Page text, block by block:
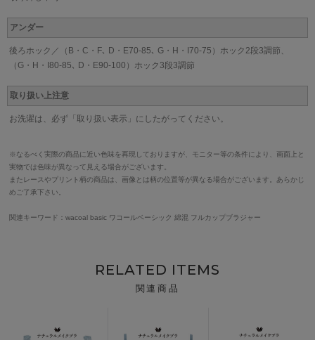
アンダー
後ろホック／（B・C・F､ D・E70-85､ G・H・I70-75）ホック2段3調節、
（G・H・I80-85､ D・E90-100）ホック3段3調節
取り扱い上注意
お洗濯は、必ず「取り扱い表示」にしたがってください。
※なるべく実際の商品に近い色味を再現しておりますが、モニター等の条件により、画面上と
実物では色味が異なって見える場合がございます。
またレースやプリント柄の商品は、画像とは柄の位置等が異なる場合がございます。あらかじ
めご了承下さい。
関連キーワード：wacoal basic ワコールベーシック 綿混 フルカップブラジャー
RELATED ITEMS
関連商品